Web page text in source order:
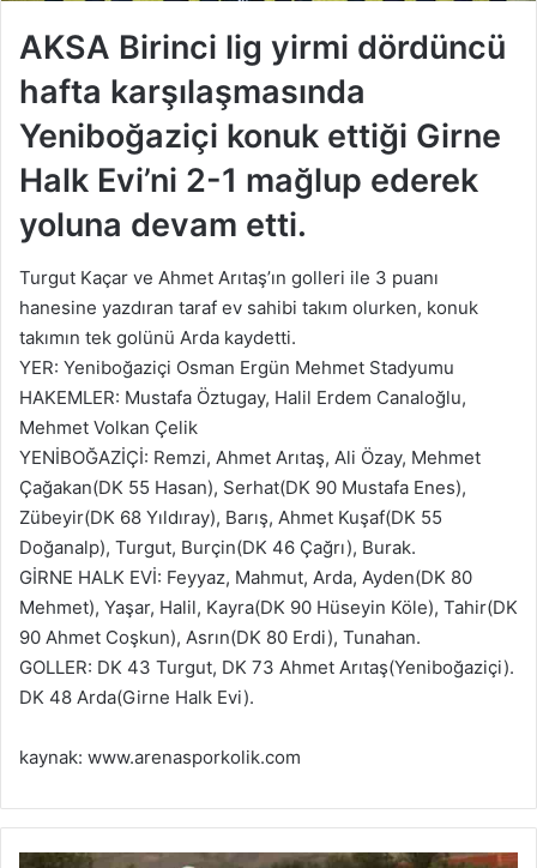
AKSA Birinci lig yirmi dördüncü
hafta karşılaşmasında
Yeniboğaziçi konuk ettiği Girne
Halk Evi’ni 2-1 mağlup ederek
yoluna devam etti.
Turgut Kaçar ve Ahmet Arıtaş’ın golleri ile 3 puanı
hanesine yazdıran taraf ev sahibi takım olurken, konuk
takımın tek golünü Arda kaydetti.
YER: Yeniboğaziçi Osman Ergün Mehmet Stadyumu
HAKEMLER: Mustafa Öztugay, Halil Erdem Canaloğlu,
Mehmet Volkan Çelik
YENİBOĞAZİÇİ: Remzi, Ahmet Arıtaş, Ali Özay, Mehmet
Çağakan(DK 55 Hasan), Serhat(DK 90 Mustafa Enes),
Zübeyir(DK 68 Yıldıray), Barış, Ahmet Kuşaf(DK 55
Doğanalp), Turgut, Burçin(DK 46 Çağrı), Burak.
GİRNE HALK EVİ: Feyyaz, Mahmut, Arda, Ayden(DK 80
Mehmet), Yaşar, Halil, Kayra(DK 90 Hüseyin Köle), Tahir(DK
90 Ahmet Coşkun), Asrın(DK 80 Erdi), Tunahan.
GOLLER: DK 43 Turgut, DK 73 Ahmet Arıtaş(Yeniboğaziçi).
DK 48 Arda(Girne Halk Evi).
kaynak: www.arenasporkolik.com
Dikmen’den